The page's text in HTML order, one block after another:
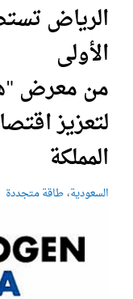
الرياض
الأولى
من معرض
لتعزيز
المملكة
السعودية،طاقة متجددة